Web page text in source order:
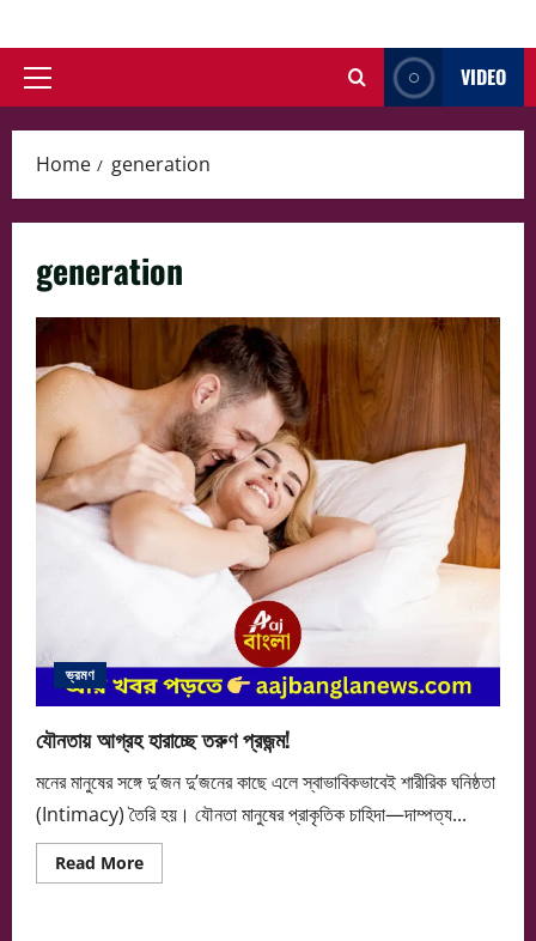
to
contentPrimary
VIDEO
Home generation
generation
ভ্রমণ
যৌনতায় আগ্রহ হারাচ্ছে তরুণ প্রজন্ম!
মনের মানুষের সঙ্গে দু’জন দু’জনের কাছে এলে স্বাভাবিকভাবেই শারীরিক ঘনিষ্ঠতা
(Intimacy) তৈরি হয়। যৌনতা মানুষের প্রাকৃতিক চাহিদা—দাম্পত্য...
Read MoreRead
more